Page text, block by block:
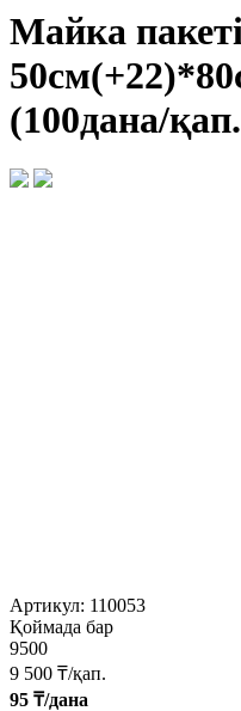
Майка
(100дана/
Артикул: 110053
Қоймада бар
9500
9 500 ₸/қап.
95 ₸/дана